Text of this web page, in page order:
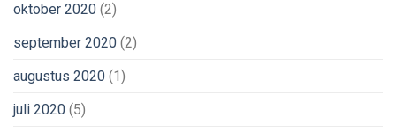
oktober 2020 (2)
september 2020 (2)
augustus 2020 (1)
juli 2020 (5)